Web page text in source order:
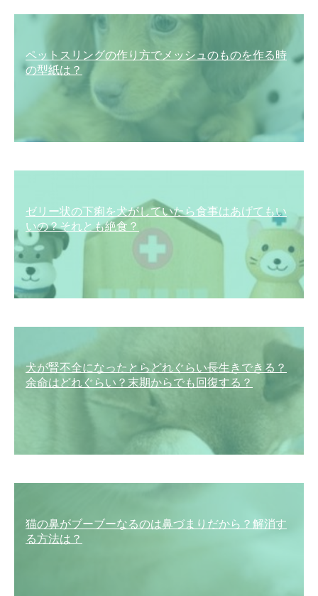
ペットスリングの作り方でメッシュのものを作る時
の型紙は？
ゼリー状の下痢を犬がしていたら食事はあげてもい
いの？それとも絶食？
犬が腎不全になったとらどれぐらい長生きできる？
余命はどれぐらい？末期からでも回復する？
猫の鼻がブーブーなるのは鼻づまりだから？解消す
る方法は？